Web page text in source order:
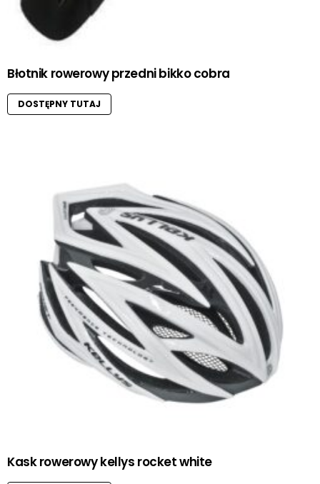
Błotnik rowerowy przedni bikko cobra
DOSTĘPNY TUTAJ
Kask rowerowy kellys rocket white